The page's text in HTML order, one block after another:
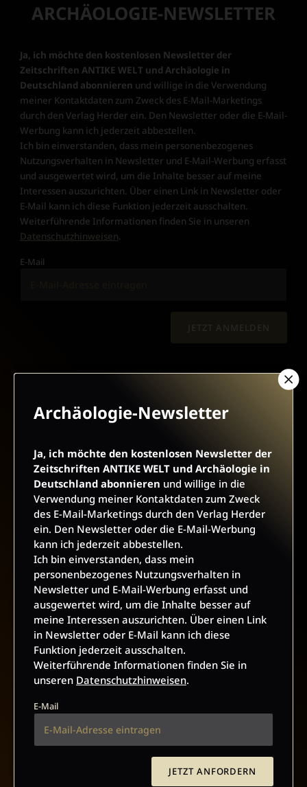
ARCHÄOLOGIE-NEWSLETTER
Ja, ich möchte den kostenlosen Newsletter der
Zeitschriften ANTIKE WELT und Archäologie in
Deutschland abonnieren und willige in die Verwendung
meiner Kontaktdaten zum Zweck des E-Mail-Marketings
durch den Verlag Herder ein. Den Newsletter oder die E-Mail-
Werbung kann ich jederzeit abbestellen.
Ich bin einverstanden, dass mein personenbezogenes
Nutzungsverhalten in Newsletter und E-Mail-Werbung erfasst
und ausgewertet wird, um die Inhalte besser auf meine
Interessen auszurichten. Über einen Link in Newsletter oder
E-Mail kann ich diese Funktion jederzeit ausschalten.
Weiterführende Informationen finden Sie in unseren
Datenschutzhinweisen.
E-Mail
JETZT ANMELDEN
BARRIEREFREIHEIT IMPRESSUM
VERTRAG WIDERRUFEN
ABO ONLINE KÜNDIGEN
NACH OBEN
Archäologie-Newsletter
Ja, ich möchte den kostenlosen Newsletter der
Zeitschriften ANTIKE WELT und Archäologie in
Deutschland abonnieren und willige in die
Verwendung meiner Kontaktdaten zum Zweck
des E-Mail-Marketings durch den Verlag Herder
ein. Den Newsletter oder die E-Mail-Werbung
kann ich jederzeit abbestellen.
Ich bin einverstanden, dass mein
personenbezogenes Nutzungsverhalten in
Newsletter und E-Mail-Werbung erfasst und
ausgewertet wird, um die Inhalte besser auf
meine Interessen auszurichten. Über einen Link
in Newsletter oder E-Mail kann ich diese
Funktion jederzeit ausschalten.
Weiterführende Informationen finden Sie in
unseren Datenschutzhinweisen.
E-Mail
JETZT ANFORDERN